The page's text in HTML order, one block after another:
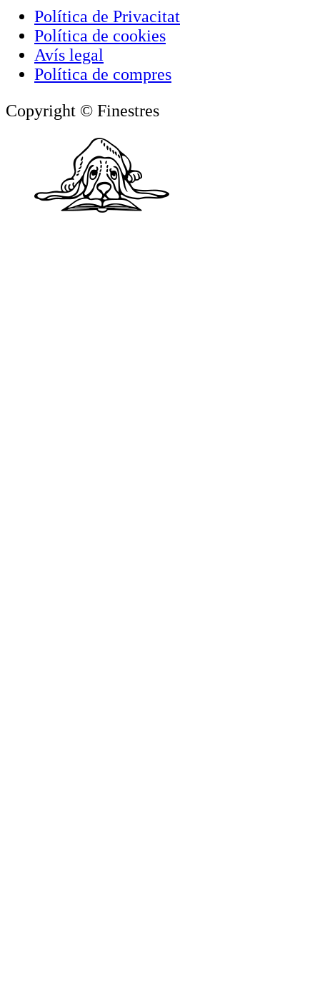
Política de Privacitat
Política de cookies
Avís legal
Política de compres
Copyright © Finestres